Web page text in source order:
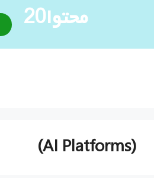
محتوا20
(AI Platforms)